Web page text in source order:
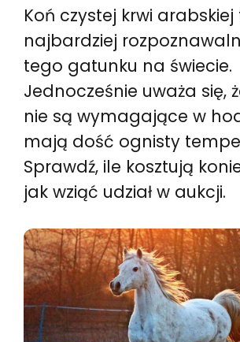
Koń czystej krwi
najbardziej
tego gatunku na świecie.
Jednocześnie uważa się,
nie są wymagające w
mają dość ognisty
Sprawdź, ile kosztują
jak wziąć udział w aukcji.